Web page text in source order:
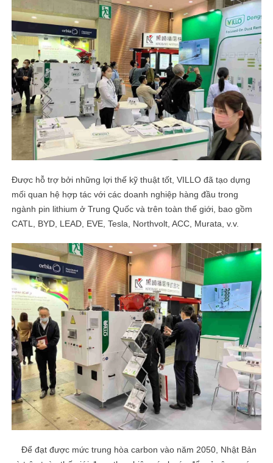
Được hỗ trợ bởi những lợi thế kỹ thuật tốt, VILLO đã tạo dựng
mối quan hệ hợp tác với các doanh nghiệp hàng đầu trong
ngành pin lithium ở Trung Quốc và trên toàn thế giới, bao gồm
CATL, BYD, LEAD, EVE, Tesla, Northvolt, ACC, Murata, v.v.
Để đạt được mức trung hòa carbon vào năm 2050, Nhật Bản